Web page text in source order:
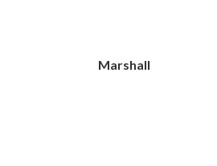
Marshall